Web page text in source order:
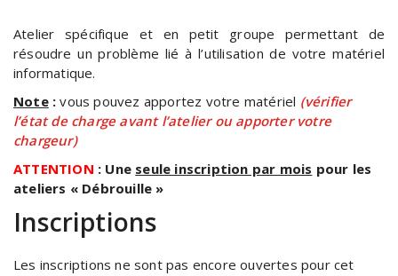
Atelier spécifique et en petit groupe permettant de
résoudre un problème lié à l’utilisation de votre matériel
informatique.
Note: vous pouvez apportez votre matériel (vérifier
l’état de charge avant l’atelier ou apporter votre
chargeur)
ATTENTION : Une seule inscription par mois pour les
ateliers « Débrouille »
Inscriptions
Les inscriptions ne sont pas encore ouvertes pour cet